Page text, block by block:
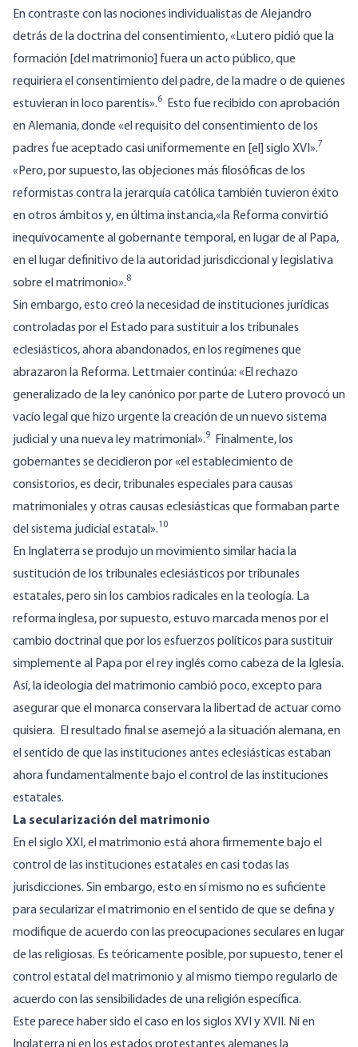
En contraste con las nociones individualistas de Alejandro
detrás de la doctrina del consentimiento, «Lutero pidió que la
formación [del matrimonio] fuera un acto público, que
requiriera el consentimiento del padre, de la madre o de quienes
estuvieran in loco parentis».6
Esto fue recibido con aprobación
en Alemania, donde «el requisito del consentimiento de los
padres fue aceptado casi uniformemente en [el] siglo XVI».7
«Pero, por supuesto, las objeciones más filosóficas de los
reformistas contra la jerarquía católica también tuvieron éxito
en otros ámbitos y, en última instancia,«la Reforma convirtió
inequívocamente al gobernante temporal, en lugar de al Papa,
en el lugar definitivo de la autoridad jurisdiccional y legislativa
sobre el matrimonio».8
Sin embargo, esto creó la necesidad de instituciones jurídicas
controladas por el Estado para sustituir a los tribunales
eclesiásticos, ahora abandonados, en los regímenes que
abrazaron la Reforma. Lettmaier continúa: «El rechazo
generalizado de la ley canónico por parte de Lutero provocó un
vacío legal que hizo urgente la creación de un nuevo sistema
judicial y una nueva ley matrimonial».9
Finalmente, los
gobernantes se decidieron por «el establecimiento de
consistorios, es decir, tribunales especiales para causas
matrimoniales y otras causas eclesiásticas que formaban parte
del sistema judicial estatal».10
En Inglaterra se produjo un movimiento similar hacia la
sustitución de los tribunales eclesiásticos por tribunales
estatales, pero sin los cambios radicales en la teología. La
reforma inglesa, por supuesto, estuvo marcada menos por el
cambio doctrinal que por los esfuerzos políticos para sustituir
simplemente al Papa por el rey inglés como cabeza de la Iglesia.
Así, la ideología del matrimonio cambió poco, excepto para
asegurar que el monarca conservara la libertad de actuar como
quisiera. El resultado final se asemejó a la situación alemana, en
el sentido de que las instituciones antes eclesiásticas estaban
ahora fundamentalmente bajo el control de las instituciones
estatales.
La secularización del matrimonio
En el siglo XXI, el matrimonio está ahora firmemente bajo el
control de las instituciones estatales en casi todas las
jurisdicciones. Sin embargo, esto en sí mismo no es suficiente
para secularizar el matrimonio en el sentido de que se defina y
modifique de acuerdo con las preocupaciones seculares en lugar
de las religiosas. Es teóricamente posible, por supuesto, tener el
control estatal del matrimonio y al mismo tiempo regularlo de
acuerdo con las sensibilidades de una religión específica.
Este parece haber sido el caso en los siglos XVI y XVII. Ni en